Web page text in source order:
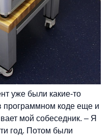
уже были какие-то
программном коде еще и
мой собеседник. – Я
год. Потом были